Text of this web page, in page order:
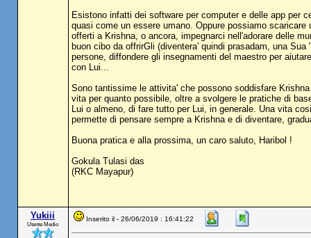
Esistono infatti dei software per computer e delle app per
quasi come un essere umano. Oppure possiamo
offerti a Krishna, o ancora, impegnarci nell'adorare delle
buon cibo da offrirGli (diventera' quindi prasadam, una
persone, diffondere gli insegnamenti del maestro per
con Lui...
Sono tantissime le attivita' che possono soddisfare
vita per quanto possibile, oltre a svolgere le pratiche di
Lui o almeno, di fare tutto per Lui, in generale. Una vita
permette di pensare sempre a Krishna e di diventare,
Buona pratica e alla prossima, un caro saluto, Haribol !
Gokula Tulasi das
(RKC Mayapur)
Yukiii
Utente Medio
Inserito il - 26/06/2019 : 16:41:22